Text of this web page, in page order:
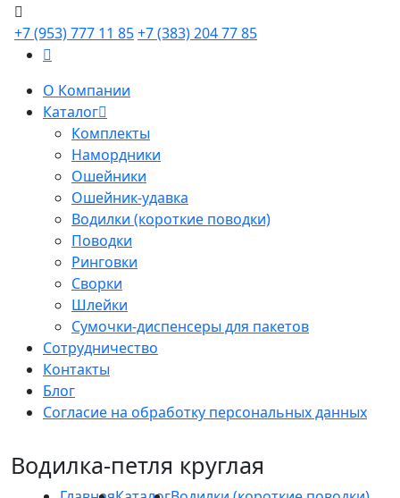
+7 (953) 777 11 85+7 (383) 204 77 85
О Компании
Каталог
Комплекты
Намордники
Ошейники
Ошейник-удавка
Водилки (короткие поводки)
Поводки
Ринговки
Сворки
Шлейки
Сумочки-диспенсеры для пакетов
Сотрудничество
Контакты
Блог
Согласие на обработку персональных данных
Водилка-петля круглая